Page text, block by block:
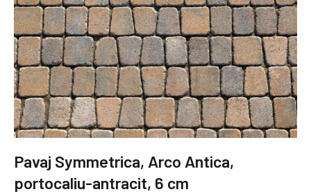
Pavaj Symmetrica, Arco Antica,
portocaliu-antracit, 6 cm